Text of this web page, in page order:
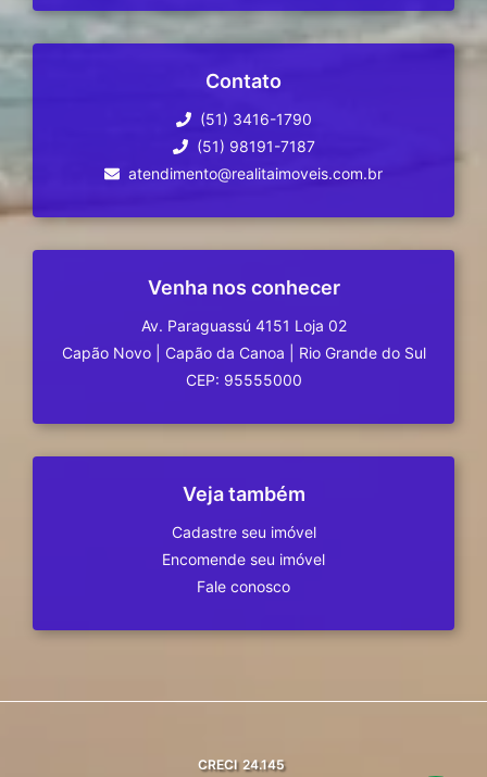
Contato
(51) 3416-1790
(51) 98191-7187
atendimento@realitaimoveis.com.br
Venha nos conhecer
Av. Paraguassú 4151 Loja 02
Capão Novo
Capão da Canoa
Rio Grande do Sul
CEP: 95555000
Veja também
Cadastre seu imóvel
Encomende seu imóvel
Fale conosco
CRECI 24.145